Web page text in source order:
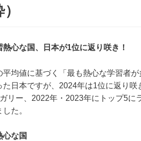
心な国、日本が1位に返り咲き！
平均値に基づく「最も熱心な学習者
た日本ですが、2024年は1位に返り咲
リー、2022年・2023年にトップ5
た。
心な国